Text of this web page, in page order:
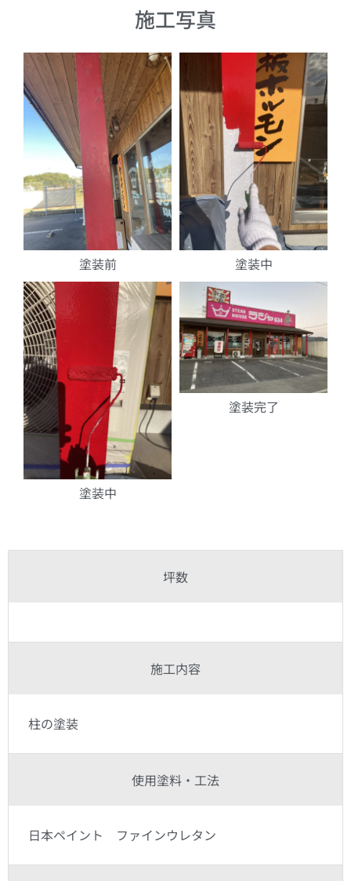
施工写真
塗装前 塗装中
塗装中
塗装完了
坪数
施工内容
柱の塗装
使用塗料・工法
日本ペイント ファインウレタン